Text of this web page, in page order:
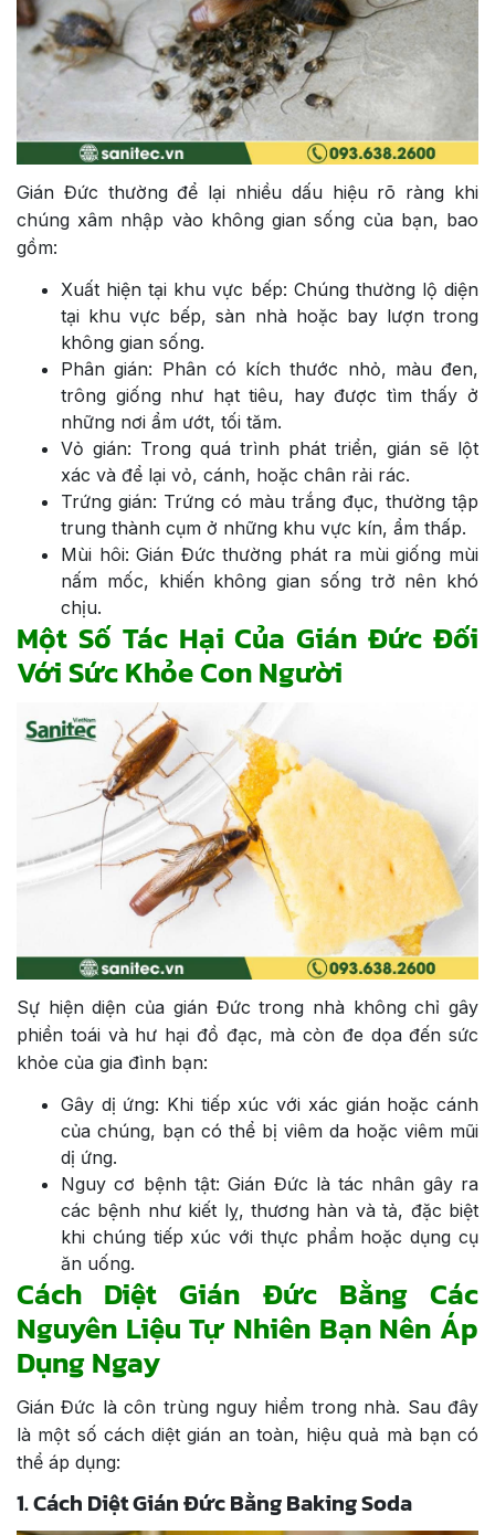
Gián Đức thường để lại nhiều dấu hiệu rõ ràng khi
chúng xâm nhập vào không gian sống của bạn, bao
gồm:
Xuất hiện tại khu vực bếp: Chúng thường lộ diện
tại khu vực bếp, sàn nhà hoặc bay lượn trong
không gian sống.
Phân gián: Phân có kích thước nhỏ, màu đen,
trông giống như hạt tiêu, hay được tìm thấy ở
những nơi ẩm ướt, tối tăm.
Vỏ gián: Trong quá trình phát triển, gián sẽ lột
xác và để lại vỏ, cánh, hoặc chân rải rác.
Trứng gián: Trứng có màu trắng đục, thường tập
trung thành cụm ở những khu vực kín, ẩm thấp.
Mùi hôi: Gián Đức thường phát ra mùi giống mùi
nấm mốc, khiến không gian sống trở nên khó
chịu.
Một Số Tác Hại Của Gián Đức Đối
Với Sức Khỏe Con Người
Sự hiện diện của gián Đức trong nhà không chỉ gây
phiền toái và hư hại đồ đạc, mà còn đe dọa đến sức
khỏe của gia đình bạn:
Gây dị ứng: Khi tiếp xúc với xác gián hoặc cánh
của chúng, bạn có thể bị viêm da hoặc viêm mũi
dị ứng.
Nguy cơ bệnh tật: Gián Đức là tác nhân gây ra
các bệnh như kiết lỵ, thương hàn và tả, đặc biệt
khi chúng tiếp xúc với thực phẩm hoặc dụng cụ
ăn uống.
Cách Diệt Gián Đức Bằng Các
Nguyên Liệu Tự Nhiên Bạn Nên Áp
Dụng Ngay
Gián Đức là côn trùng nguy hiểm trong nhà. Sau đây
là một số cách diệt gián an toàn, hiệu quả mà bạn có
thể áp dụng:
1. Cách Diệt Gián Đức Bằng Baking Soda